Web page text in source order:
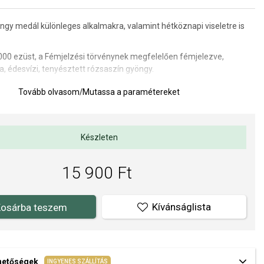
medál különleges alkalmakra, valamint hétköznapi viseletre is
ezüst, a Fémjelzési törvénynek megfelelően fémjelezve,
édesvízi, tenyésztett rózsaszín gyöngy.
édesvízi tenyésztett gyöngyökkel készülnek, a legmagasabb
ez a jelenség természetes.
x 24 mm, gyöngy mérete 10 mm.
a kivitelezés minősége elsőrendű számunkra. Felületkezelésünk,
Tovább olvasom/Mutassa a paramétereket
Készleten
15 900 Ft
teszem Kívánságlista
INGYENES SZÁLLÍTÁS